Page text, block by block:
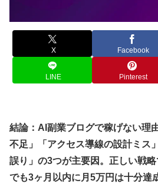
X Facebook
LINE Pinterest
結論：AI副業ブログで稼げない理
不足」「アクセス導線の設計ミス
誤り」の3つが主要因。正しい戦
でも3ヶ月以内に月5万円は十分達